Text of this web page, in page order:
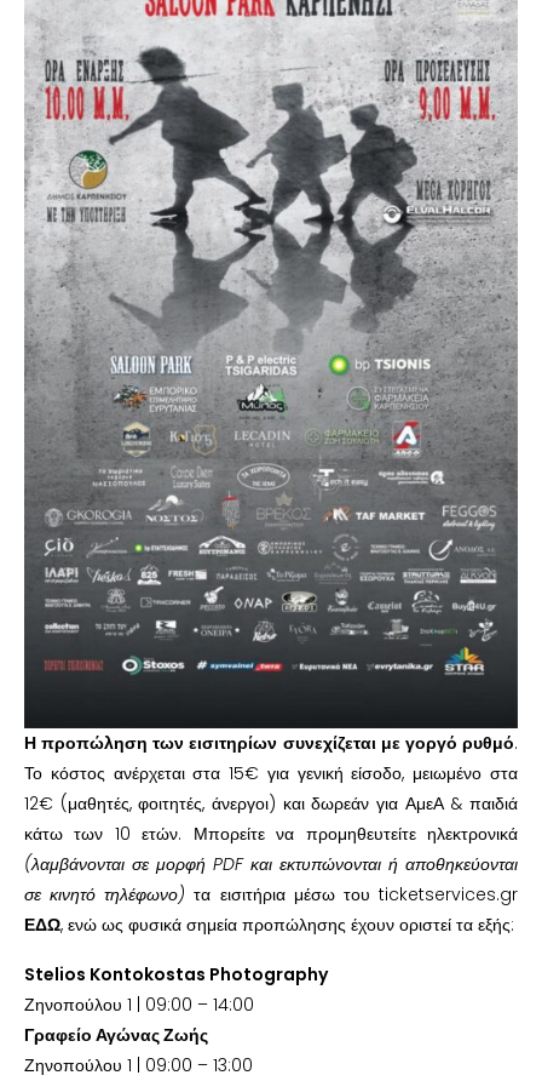
Η προπώληση των εισιτηρίων συνεχίζεται με γοργό ρυθμό.
Το κόστος ανέρχεται στα 15€ για γενική είσοδο, μειωμένο στα
12€ (μαθητές, φοιτητές, άνεργοι) και δωρεάν για ΑμεΑ & παιδιά
κάτω των 10 ετών. Μπορείτε να προμηθευτείτε ηλεκτρονικά
(λαμβάνονται σε μορφή PDF και εκτυπώνονται ή αποθηκεύονται
σε κινητό τηλέφωνο) τα εισιτήρια μέσω του ticketservices.gr
ΕΔΩ, ενώ ως φυσικά σημεία προπώλησης έχουν οριστεί τα εξής:
Stelios Kontokostas Photography
Ζηνοπούλου 1 | 09:00 – 14:00
Γραφείο Αγώνας Ζωής
Ζηνοπούλου 1 | 09:00 – 13:00